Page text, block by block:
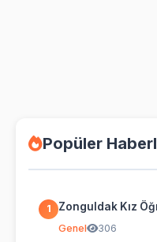
Popüler
1 Zonguldak Kız
Genel 306